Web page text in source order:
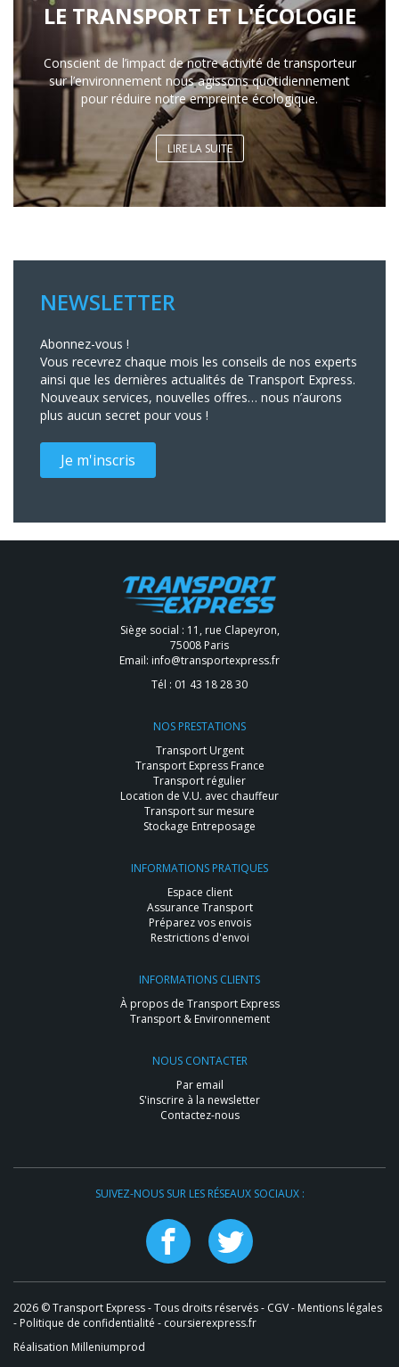
LE TRANSPORT ET L'ÉCOLOGIE
Conscient de l’impact de notre activité de transporteur
sur l’environnement nous agissons quotidiennement
pour réduire notre empreinte écologique.
LIRE LA SUITE
NEWSLETTER
Abonnez-vous !
Vous recevrez chaque mois les conseils de nos experts
ainsi que les dernières actualités de Transport Express.
Nouveaux services, nouvelles offres… nous n’aurons
plus aucun secret pour vous !
Je m'inscris
Siège social : 11, rue Clapeyron,
75008 Paris
Email: info@transportexpress.fr
Tél : 01 43 18 28 30
NOS PRESTATIONS
Transport Urgent
Transport Express France
Transport régulier
Location de V.U. avec chauffeur
Transport sur mesure
Stockage Entreposage
INFORMATIONS PRATIQUES
Espace client
Assurance Transport
Préparez vos envois
Restrictions d'envoi
INFORMATIONS CLIENTS
À propos de Transport Express
Transport & Environnement
NOUS CONTACTER
Par email
S'inscrire à la newsletter
Contactez-nous
SUIVEZ-NOUS SUR LES RÉSEAUX SOCIAUX :
2026 © Transport Express - Tous droits réservés - CGV- Mentions légales
- Politique de confidentialité - coursierexpress.fr
Réalisation Milleniumprod